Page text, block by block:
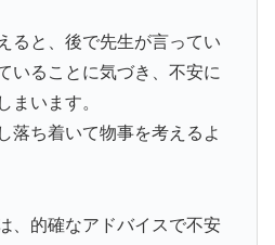
ると、後で先生が言ってい
いることに気づき、不安に
まいます。
落ち着いて物事を考えるよ
、的確なアドバイスで不安